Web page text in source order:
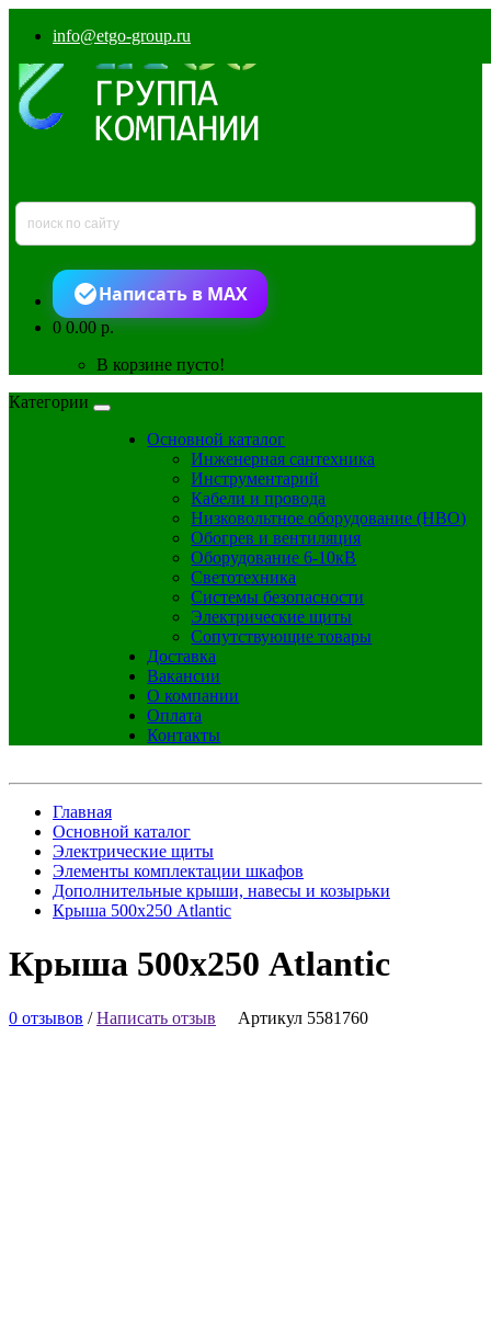
info@etgo-group.ru
Написать в MAX
00.00 р.
В корзине пусто!
Категории
Основной каталог
Инженерная сантехника
Инструментарий
Кабели и провода
Низковольтное оборудование (НВО)
Обогрев и вентиляция
Оборудование 6-10кВ
Светотехника
Системы безопасности
Электрические щиты
Сопутствующие товары
Доставка
Вакансии
О компании
Оплата
Контакты
Главная
Основной каталог
Электрические щиты
Элементы комплектации шкафов
Дополнительные крыши, навесы и козырьки
Крыша 500х250 Atlantic
Крыша 500х250 Atlantic
0 отзывов /Написать отзыв Артикул 5581760